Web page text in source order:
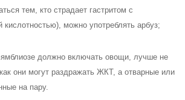
тем, кто страдает гастритом с
кислотностью), можно употреблять арбуз;
должно включать овощи, лучше не
они могут раздражать ЖКТ, а отварные или
на пару.